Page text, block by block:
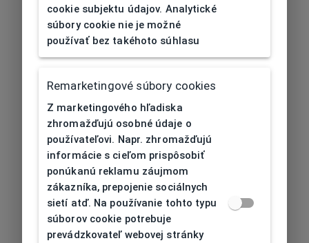
cookie subjektu údajov. Analytické
súbory cookie nie je možné
používať bez takéhoto súhlasu
Remarketingové súbory cookies
Z marketingového hľadiska
zhromažďujú osobné údaje o
používateľovi. Napr. zhromažďujú
informácie s cieľom prispôsobiť
ponúkanú reklamu záujmom
zákazníka, prepojenie sociálnych
sietí atď. Na používanie tohto typu
súborov cookie potrebuje
prevádzkovateľ webovej stránky